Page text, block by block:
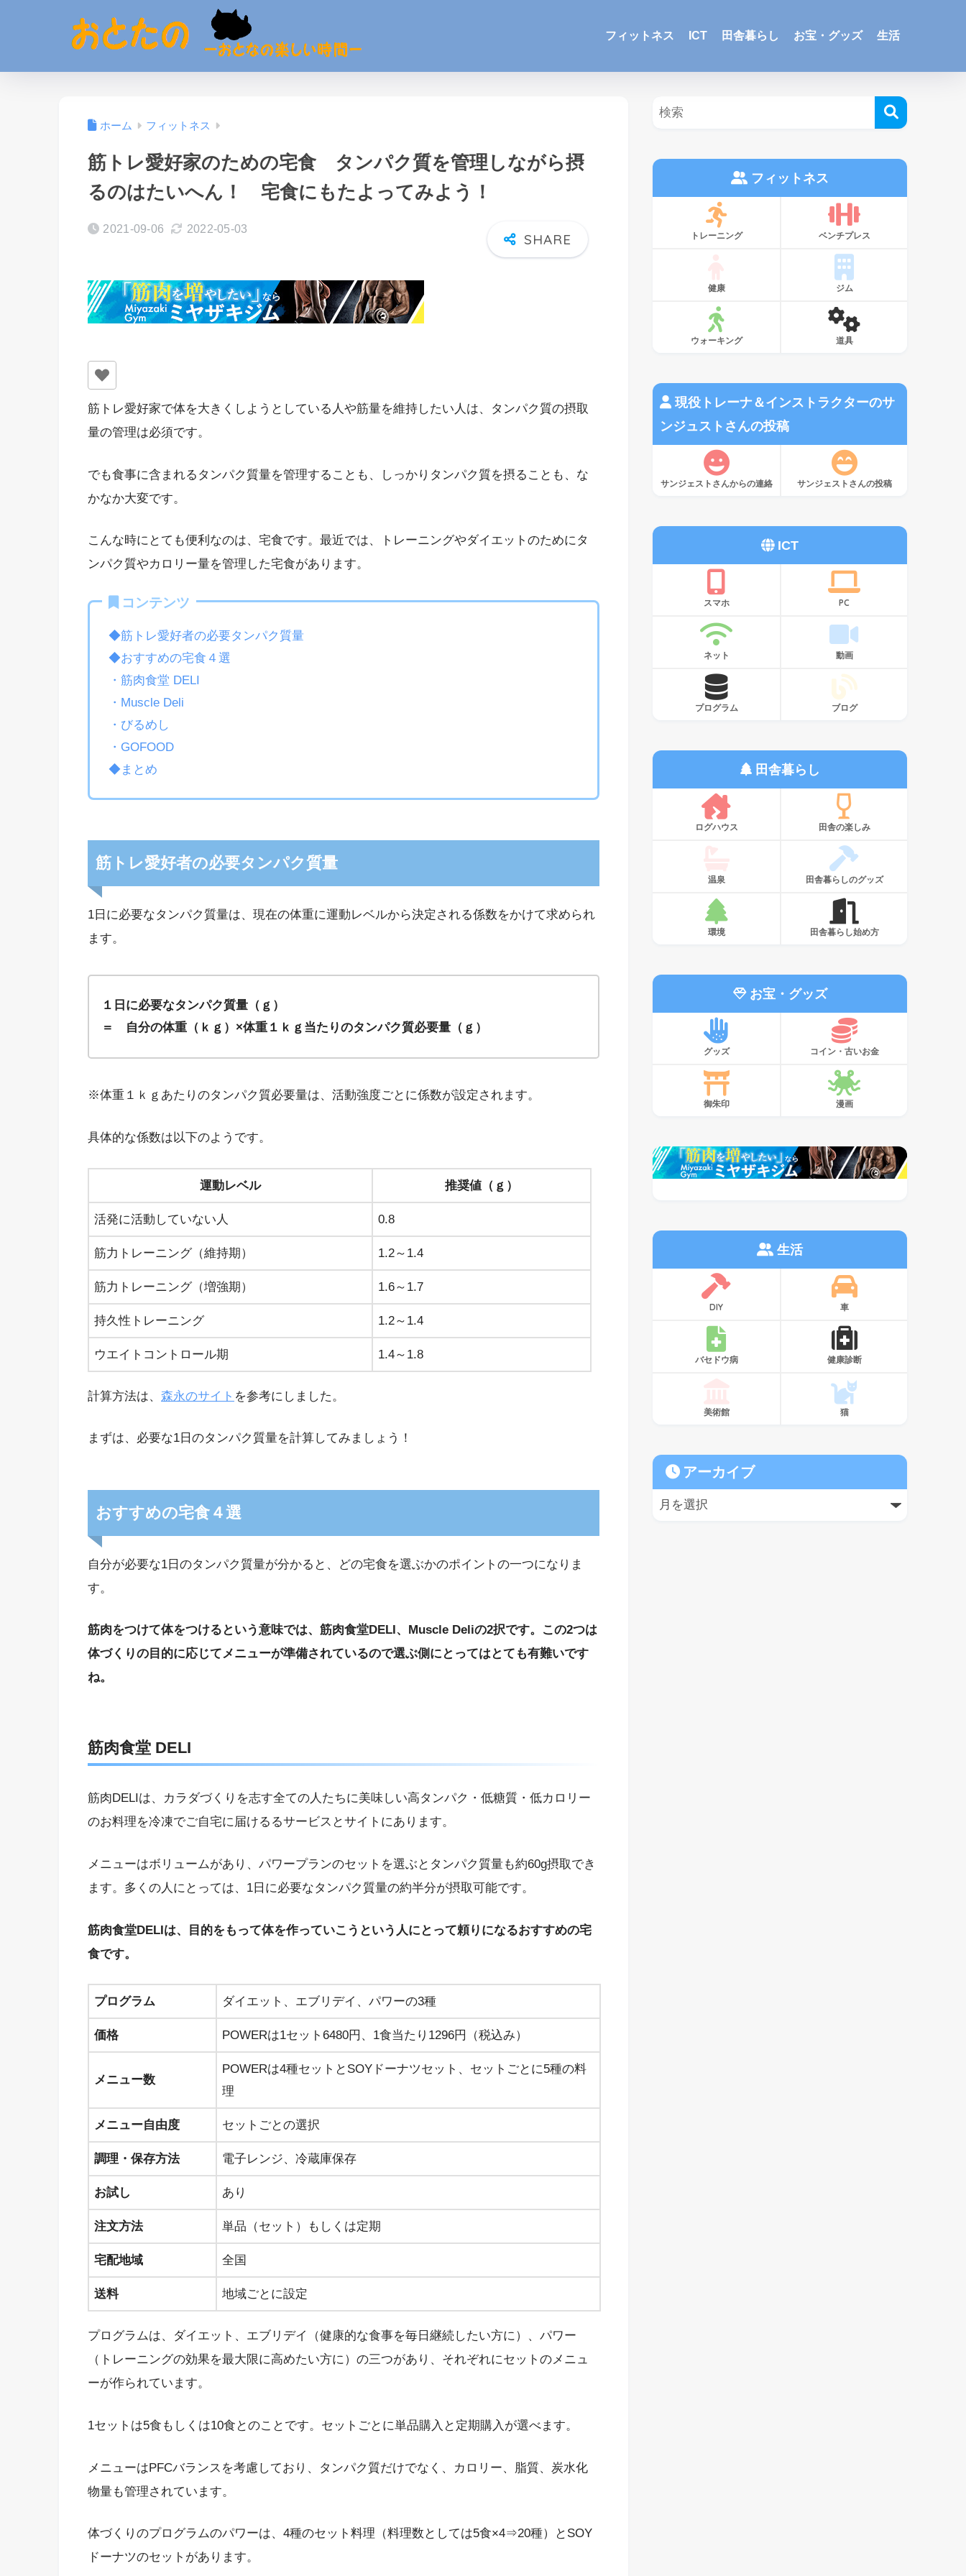
フィットネス ICT 田舎暮らし お宝・グッズ 生活
ホーム フィットネス
筋トレ愛好家のための宅食 タンパク質を管理しながら摂
るのはたいへん！ 宅食にもたよってみよう！
2021-09-06 2022-05-03
筋トレ愛好家で体を大きくしようとしている人や筋量を維持したい人は、タンパク質の摂取
量の管理は必須です。
でも食事に含まれるタンパク質量を管理することも、しっかりタンパク質を摂ることも、な
かなか大変です。
こんな時にとても便利なのは、宅食です。最近では、トレーニングやダイエットのためにタ
ンパク質やカロリー量を管理した宅食があります。
コンテンツ
◆筋トレ愛好者の必要タンパク質量
◆おすすめの宅食４選
・筋肉食堂 DELI
・Muscle Deli
・びるめし
・GOFOOD
◆まとめ
筋トレ愛好者の必要タンパク質量
1日に必要なタンパク質量は、現在の体重に運動レベルから決定される係数をかけて求められ
ます。
１日に必要なタンパク質量（ｇ）
＝ 自分の体重（ｋｇ）×体重１ｋｇ当たりのタンパク質必要量（ｇ）
※体重１ｋｇあたりのタンパク質必要量は、活動強度ごとに係数が設定されます。
具体的な係数は以下のようです。
運動レベル 推奨値（ｇ）
活発に活動していない人 0.8
筋力トレーニング（維持期） 1.2～1.4
筋力トレーニング（増強期） 1.6～1.7
持久性トレーニング 1.2～1.4
ウエイトコントロール期 1.4～1.8
計算方法は、 森永のサイト を参考にしました。
まずは、必要な1日のタンパク質量を計算してみましょう！
おすすめの宅食４選
自分が必要な1日のタンパク質量が分かると、どの宅食を選ぶかのポイントの一つになりま
す。
筋肉をつけて体をつけるという意味では、筋肉食堂DELI、Muscle Deliの2択です。この2つは
体づくりの目的に応じてメニューが準備されているので選ぶ側にとってはとても有難いです
ね。
筋肉食堂 DELI
筋肉DELIは、カラダづくりを志す全ての人たちに美味しい高タンパク・低糖質・低カロリー
のお料理を冷凍でご自宅に届けるるサービスとサイトにあります。
メニューはボリュームがあり、パワープランのセットを選ぶとタンパク質量も約60g摂取でき
ます。多くの人にとっては、1日に必要なタンパク質量の約半分が摂取可能です。
筋肉食堂DELIは、目的をもって体を作っていこうという人にとって頼りになるおすすめの宅
食です。
プログラム ダイエット、エブリデイ、パワーの3種
価格 POWERは1セット6480円、1食当たり1296円（税込み）
メニュー数
POWERは4種セットとSOYドーナツセット、セットごとに5種の料
理
メニュー自由度 セットごとの選択
調理・保存方法 電子レンジ、冷蔵庫保存
お試し あり
注文方法 単品（セット）もしくは定期
宅配地域 全国
送料 地域ごとに設定
プログラムは、ダイエット、エブリデイ（健康的な食事を毎日継続したい方に）、パワー
（トレーニングの効果を最大限に高めたい方に）の三つがあり、それぞれにセットのメニュ
ーが作られています。
1セットは5食もしくは10食とのことです。セットごとに単品購入と定期購入が選べます。
メニューはPFCバランスを考慮しており、タンパク質だけでなく、カロリー、脂質、炭水化
物量も管理されています。
体づくりのプログラムのパワーは、4種のセット料理（料理数としては5食×4⇒20種）とSOY
ドーナツのセットがあります。
フィットネス
トレーニング ベンチプレス
健康 ジム
ウォーキング 道具
現役トレーナ＆インストラクターのサ
ンジュストさんの投稿
サンジェストさんからの連絡 サンジェストさんの投稿
ICT
スマホ PC
ネット 動画
プログラム ブログ
田舎暮らし
ログハウス 田舎の楽しみ
温泉 田舎暮らしのグッズ
環境 田舎暮らし始め方
お宝・グッズ
グッズ コイン・古いお金
御朱印 漫画
生活
DIY 車
バセドウ病 健康診断
美術館 猫
アーカイブ